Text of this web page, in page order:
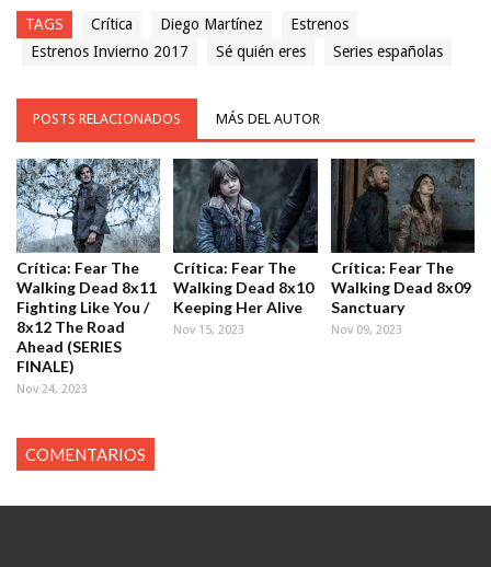
TAGS Crítica Diego Martínez
Estrenos
Estrenos Invierno 2017
Sé quién eres Series españolas
POSTS RELACIONADOS MÁS DEL AUTOR
Crítica: Fear The
Walking Dead 8x11
Fighting Like You /
8x12 The Road
Ahead (SERIES
FINALE)
Nov 24, 2023
Crítica: Fear The
Walking Dead 8x10
Keeping Her Alive
Nov 15, 2023
Crítica: Fear The
Walking Dead 8x09
Sanctuary
Nov 09, 2023
COMENTARIOS